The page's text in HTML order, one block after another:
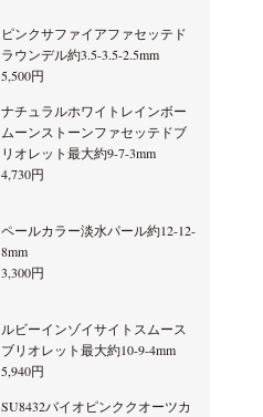
ピンクサファイアファセッテド
ラウンデル約3.5-3.5-2.5mm
5,500円
ナチュラルホワイトレインボー
ムーンストーンファセッテドブ
リオレット最大約9-7-3mm
4,730円
ペールカラー淡水パール約12-12-
8mm
3,300円
ルビーインゾイサイトスムース
ブリオレット最大約10-9-4mm
5,940円
SU8432バイオピンククオーツカ